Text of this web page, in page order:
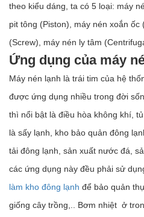
theo kiểu dáng, ta có 5 loại: máy
pit tông (Piston), máy nén xoắn
(Screw), máy nén ly tâm
Ứng dụng của máy
Máy nén lạnh là trái tim của hệ
được ứng dụng nhiều trong đời
thì nổi bật là điều hòa không khí,
là sấy lạnh, kho bảo quản đông
tải đông lạnh, sản xuất nước đá,
các ứng dụng này đều phải sử
làm kho đông lạnh để bảo quản
giống cây trồng,.. Bơm nhiệt ở